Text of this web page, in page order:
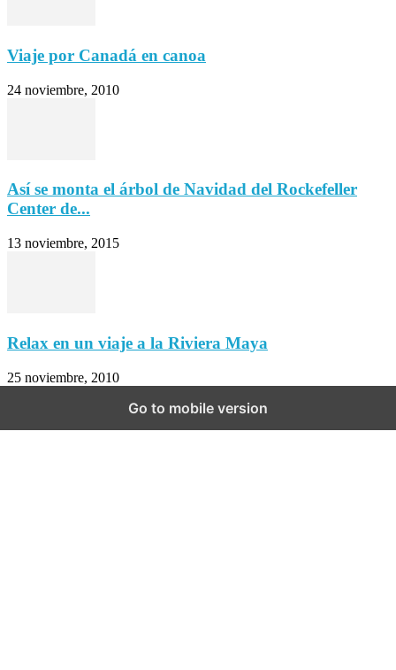
Viaje por Canadá en canoa
24 noviembre, 2010
Así se monta el árbol de Navidad del Rockefeller
Center de...
13 noviembre, 2015
Relax en un viaje a la Riviera Maya
25 noviembre, 2010
Go to mobile version